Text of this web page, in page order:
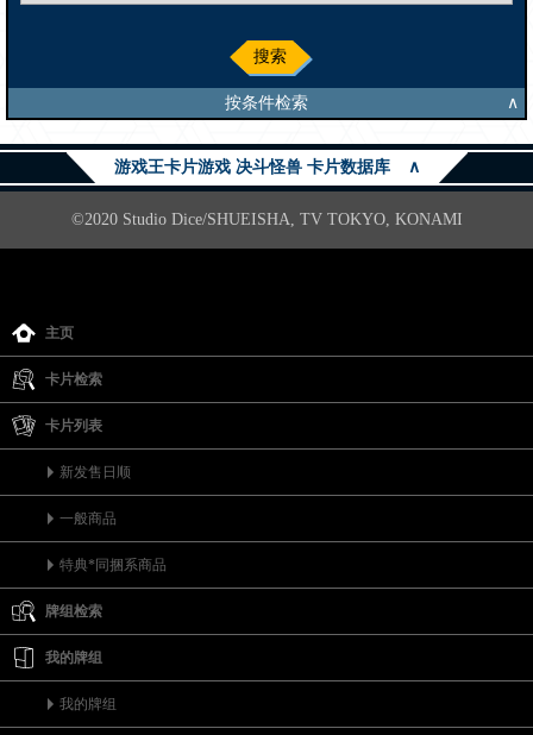
搜索
按条件检索 ∧
游戏王卡片游戏 决斗怪兽 卡片数据库 ∧
©2020 Studio Dice/SHUEISHA, TV TOKYO, KONAMI
主页
卡片检索
卡片列表
新发售日顺
一般商品
特典*同捆系商品
牌组检索
我的牌组
我的牌组